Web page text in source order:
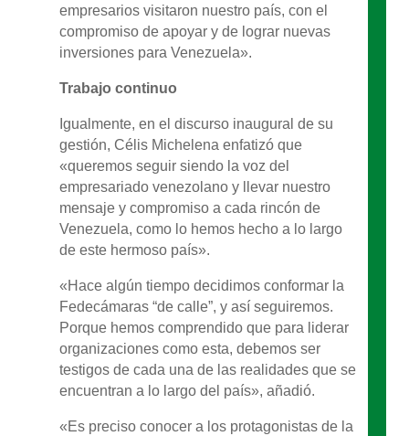
empresarios visitaron nuestro país, con el
compromiso de apoyar y de lograr nuevas
inversiones para Venezuela».
Trabajo continuo
Igualmente, en el discurso inaugural de su
gestión, Célis Michelena enfatizó que
«queremos seguir siendo la voz del
empresariado venezolano y llevar nuestro
mensaje y compromiso a cada rincón de
Venezuela, como lo hemos hecho a lo largo
de este hermoso país».
«Hace algún tiempo decidimos conformar la
Fedecámaras “de calle”, y así seguiremos.
Porque hemos comprendido que para liderar
organizaciones como esta, debemos ser
testigos de cada una de las realidades que se
encuentran a lo largo del país», añadió.
«Es preciso conocer a los protagonistas de la